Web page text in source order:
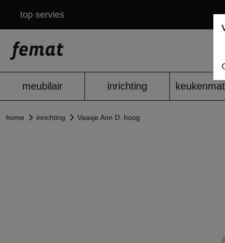
top servies
meubilair inrichting
home inrichting Vaasje Ann D. hoog